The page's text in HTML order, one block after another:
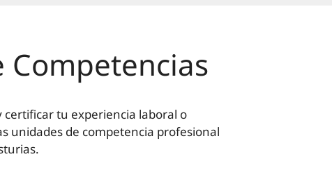
Competencias
tu experiencia laboral o
unidades de competencia profesional